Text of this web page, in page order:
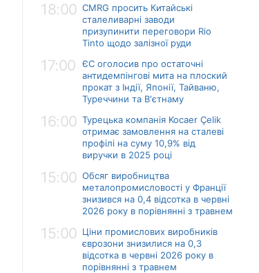
18:00 CMRG просить Китайські
сталеливарні заводи
призупинити переговори Rio
Tinto щодо залізної руди
17:00
ЄС оголосив про остаточні
антидемпінгові мита на плоский
прокат з Індії, Японії, Тайваню,
Туреччини та В'єтнаму
16:00 Турецька компанія Kocaer Çelik
отримає замовлення на сталеві
профілі на суму 10,9% від
виручки в 2025 році
15:00 Обсяг виробництва
металопромисловості у Франції
знизився на 0,4 відсотка в червні
2026 року в порівнянні з травнем
15:00 Ціни промислових виробників
єврозони знизилися на 0,3
відсотка в червні 2026 року в
порівнянні з травнем